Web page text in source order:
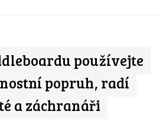
používejte
popruh, radí
a záchranáři